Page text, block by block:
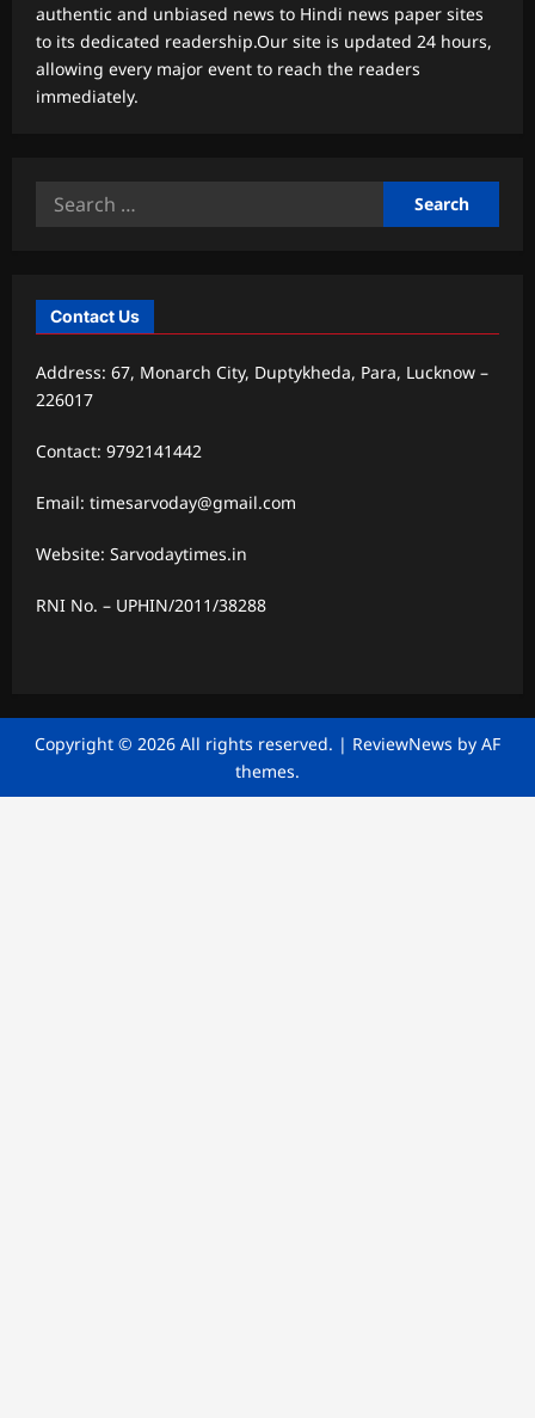
authentic and unbiased news to Hindi news paper sites
to its dedicated readership.Our site is updated 24 hours,
allowing every major event to reach the readers
immediately.
Search
Contact Us
Address: 67, Monarch City, Duptykheda, Para, Lucknow –
226017
Contact: 9792141442
Email: timesarvoday@gmail.com
Website: Sarvodaytimes.in
RNI No. – UPHIN/2011/38288
Copyright © 2026 All rights reserved. | ReviewNews by AF
themes.